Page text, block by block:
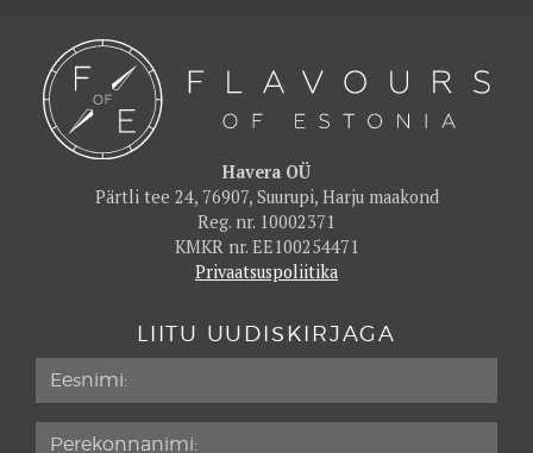
Havera OÜ
Pärtli tee 24, 76907, Suurupi, Harju maakond
Reg. nr. 10002371
KMKR nr. EE100254471
Privaatsuspoliitika
LIITU UUDISKIRJAGA